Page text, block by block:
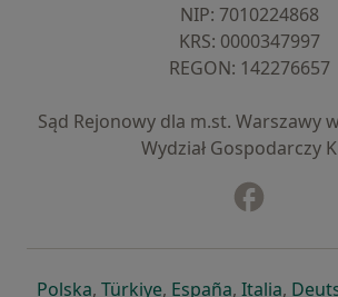
NIP: ⁠7010224868
KRS: ⁠0000347997
REGON: ⁠142276657
Sąd Rejonowy dla m.st. Warszawy
Wydział Gospodarczy
Polskaotwiera się w nowej karcie
, Türkiyeotwiera się w nowej
, Españaotwiera się
, Italia,